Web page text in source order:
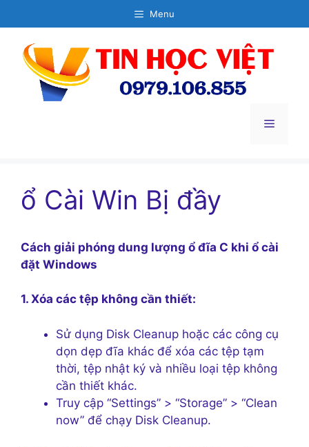
đến
dung
Menu
Menu
ổ Cài Win Bị đầy
Cách giải phóng dung lượng ổ đĩa C khi ổ cài
đặt Windows
1. Xóa các tệp không cần thiết:
Sử dụng Disk Cleanup hoặc các công cụ
dọn dẹp đĩa khác để xóa các tệp tạm
thời, tệp nhật ký và nhiều loại tệp không
cần thiết khác.
Truy cập “Settings” > “Storage” > “Clean
now” để chạy Disk Cleanup.